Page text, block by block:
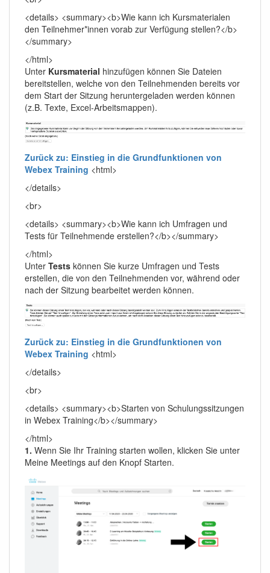
<details> <summary><b>Wie kann ich Kursmaterialen
den Teilnehmer*innen vorab zur Verfügung stellen?</b>
</summary>
</html>
Unter Kursmaterial hinzufügen können Sie Dateien
bereitstellen, welche von den Teilnehmenden bereits vor
dem Start der Sitzung heruntergeladen werden können
(z.B. Texte, Excel-Arbeitsmappen).
Zurück zu: Einstieg in die Grundfunktionen von
Webex Training <html>
</details>
<br>
<details> <summary><b>Wie kann ich Umfragen und
Tests für Teilnehmende erstellen?</b></summary>
</html>
Unter Tests können Sie kurze Umfragen und Tests
erstellen, die von den Teilnehmenden vor, während oder
nach der Sitzung bearbeitet werden können.
Zurück zu: Einstieg in die Grundfunktionen von
Webex Training <html>
</details>
<br>
<details> <summary><b>Starten von Schulungssitzungen
in Webex Training</b></summary>
</html>
1. Wenn Sie Ihr Training starten wollen, klicken Sie unter
Meine Meetings auf den Knopf Starten.